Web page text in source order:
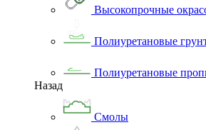
Высокопрочные
Полиуретановые
Полиуретановые
Назад
Смолы